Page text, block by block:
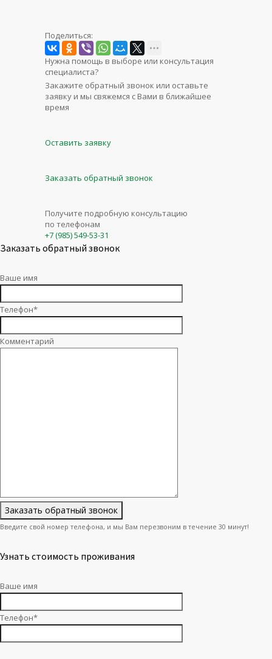
Поделиться:
Нужна помощь в выборе или консультация
специалиста?
Закажите обратный звонок или оставьте
заявку и мы свяжемся с Вами в ближайшее
время
Оставить заявку
Заказать обратный звонок
Получите подробную консультацию
по телефонам
+7 (985) 549-53-31
Заказать обратный звонок
Ваше имя
Телефон*
Комментарий
Введите свой номер телефона, и мы Вам перезвоним в течение 30 минут!
Узнать стоимость проживания
Ваше имя
Телефон*